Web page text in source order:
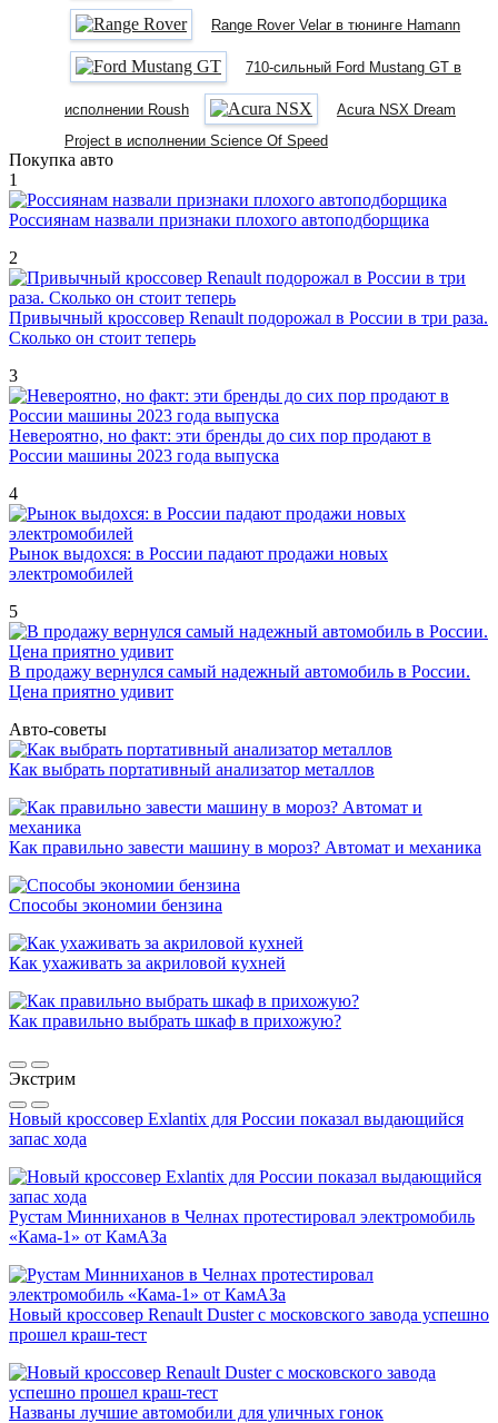
Range Rover Velar в тюнинге Hamann
710-сильный Ford Mustang GT в
исполнении Roush
Acura NSX Dream
Project в исполнении Science Of Speed
Покупка авто
1
Россиянам назвали признаки плохого автоподборщика
2
Привычный кроссовер Renault подорожал в России в три раза.
Сколько он стоит теперь
3
Невероятно, но факт: эти бренды до сих пор продают в
России машины 2023 года выпуска
4
Рынок выдохся: в России падают продажи новых
электромобилей
5
В продажу вернулся самый надежный автомобиль в России.
Цена приятно удивит
Авто-советы
Как выбрать портативный анализатор металлов
Как правильно завести машину в мороз? Автомат и механика
Способы экономии бензина
Как ухаживать за акриловой кухней
Как правильно выбрать шкаф в прихожую?
Экстрим
Новый кроссовер Exlantix для России показал выдающийся
запас хода
Рустам Минниханов в Челнах протестировал электромобиль
«Кама-1» от КамАЗа
Новый кроссовер Renault Duster с московского завода успешно
прошел краш-тест
Названы лучшие автомобили для уличных гонок